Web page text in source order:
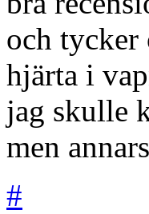
och tycker
hjärta i
jag skulle
men
#